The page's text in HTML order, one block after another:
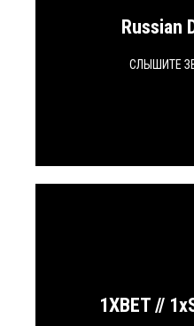
Russian
СЛЫШИТЕ
1XBET //